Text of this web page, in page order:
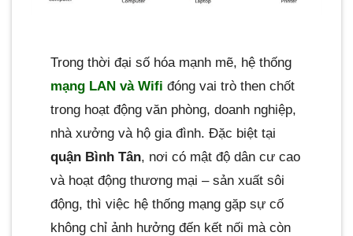
Trong thời đại số hóa mạnh mẽ, hệ thống
mạng LAN và Wifi đóng vai trò then chốt
trong hoạt động văn phòng, doanh nghiệp,
nhà xưởng và hộ gia đình. Đặc biệt tại
quận Bình Tân, nơi có mật độ dân cư cao
và hoạt động thương mại – sản xuất sôi
động, thì việc hệ thống mạng gặp sự cố
không chỉ ảnh hưởng đến kết nối mà còn